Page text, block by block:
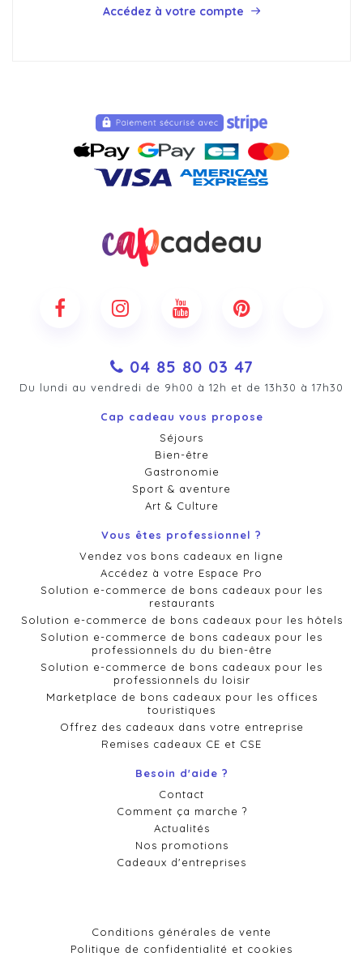
Accédez à votre compte
04 85 80 03 47
Du lundi au vendredi de 9h00 à 12h et de 13h30 à 17h30
Cap cadeau vous propose
Séjours
Bien-être
Gastronomie
Sport & aventure
Art & Culture
Vous êtes professionnel ?
Vendez vos bons cadeaux en ligne
Accédez à votre Espace Pro
Solution e-commerce de bons cadeaux pour les
restaurants
Solution e-commerce de bons cadeaux pour les hôtels
Solution e-commerce de bons cadeaux pour les
professionnels du du bien-être
Solution e-commerce de bons cadeaux pour les
professionnels du loisir
Marketplace de bons cadeaux pour les offices
touristiques
Offrez des cadeaux dans votre entreprise
Remises cadeaux CE et CSE
Besoin d'aide ?
Contact
Comment ça marche ?
Actualités
Nos promotions
Cadeaux d'entreprises
Conditions générales de vente
Politique de confidentialité et cookies